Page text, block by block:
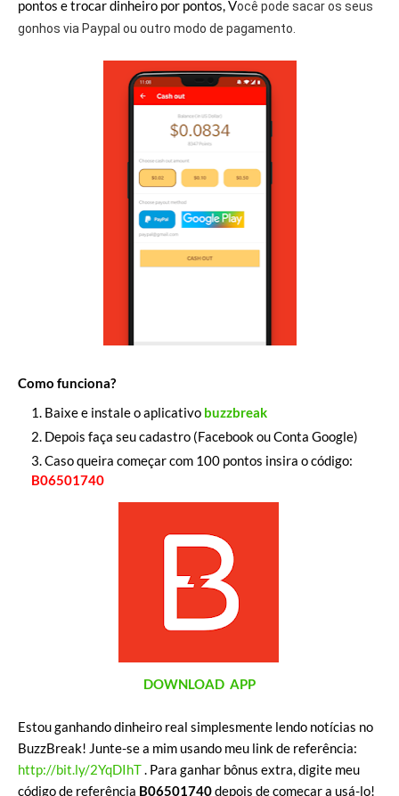
pontos e trocar dinheiro por pontos, Você pode sacar os seus
gonhos via Paypal ou outro modo de pagamento.
Como funciona?
Baixe e instale o aplicativo buzzbreak
Depois faça seu cadastro (Facebook ou Conta Google)
Caso queira começar com 100 pontos insira o código:
B06501740
DOWNLOAD APP
Estou ganhando dinheiro real simplesmente lendo notícias no
BuzzBreak! Junte-se a mim usando meu link de referência:
http://bit.ly/2YqDIhT. Para ganhar bônus extra, digite meu
código de referência B06501740depois de começar a usá-lo!